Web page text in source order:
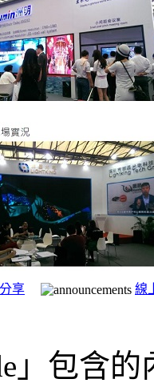
分享 線
」包含